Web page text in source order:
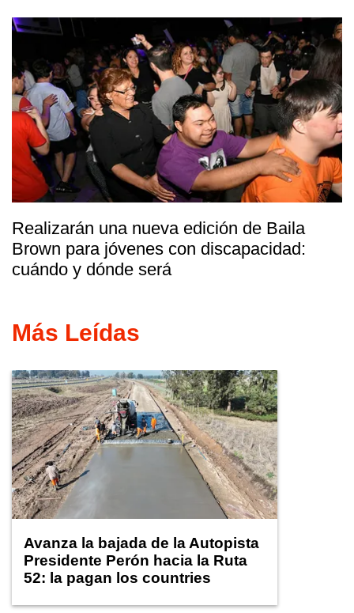
Realizarán una nueva edición de Baila
Brown para jóvenes con discapacidad:
cuándo y dónde será
Más Leídas
Avanza la bajada de la Autopista
Presidente Perón hacia la Ruta
52: la pagan los countries